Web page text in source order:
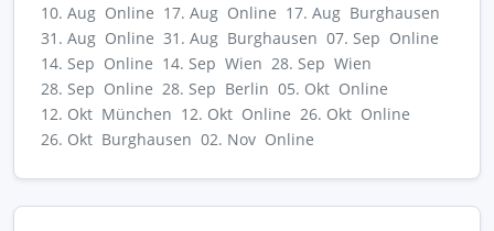
10. Aug Online 17. Aug Online 17. Aug Burghausen
31. Aug Online 31. Aug Burghausen 07. Sep Online
14. Sep Online 14. Sep Wien 28. Sep Wien
28. Sep Online 28. Sep Berlin 05. Okt Online
12. Okt München 12. Okt Online 26. Okt Online
26. Okt Burghausen 02. Nov Online